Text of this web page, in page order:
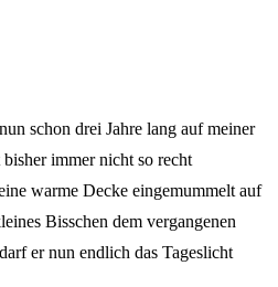
schon drei Jahre lang auf meiner
immer nicht so recht
warme Decke eingemummelt auf
Bisschen dem vergangenen
er nun endlich das Tageslicht